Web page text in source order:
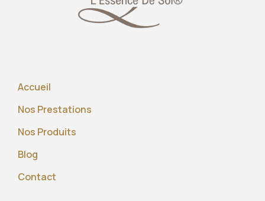
Accueil
Nos Prestations
Nos Produits
Blog
Contact